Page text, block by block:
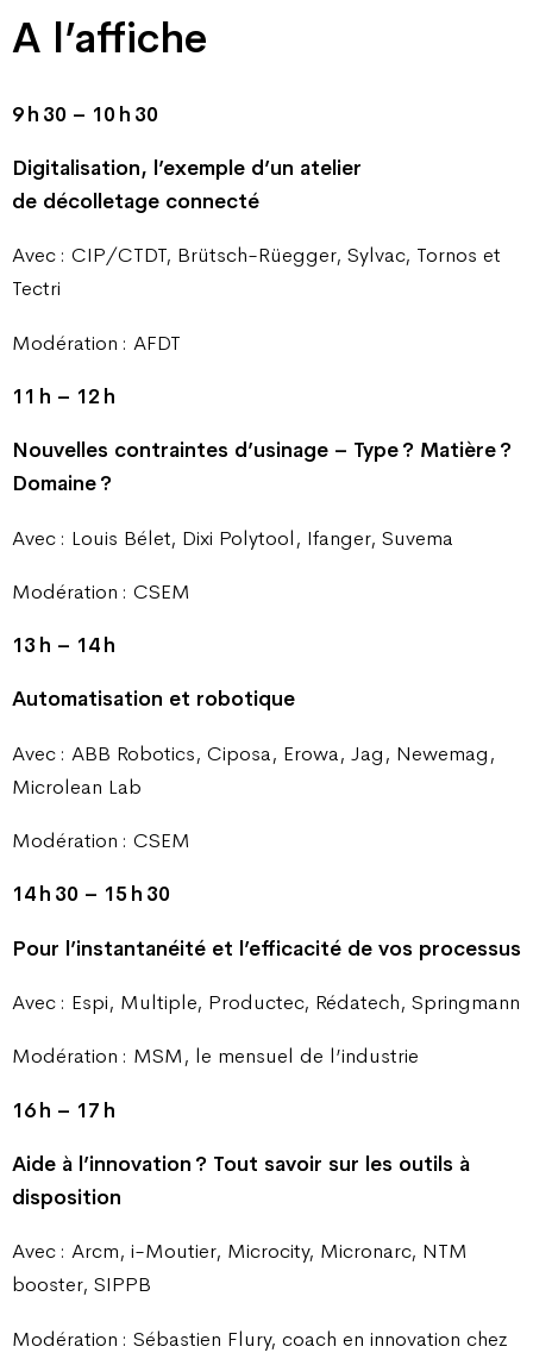
A l’affiche
9 h 30 – 10 h 30
Digitalisation, l’exemple d’un atelier
de décolletage connecté
Avec : CIP/CTDT, Brütsch-Rüegger, Sylvac, Tornos et
Tectri
Modération : AFDT
11 h – 12 h
Nouvelles contraintes d’usinage – Type ? Matière ?
Domaine ?
Avec : Louis Bélet, Dixi Polytool, Ifanger, Suvema
Modération : CSEM
13 h – 14 h
Automatisation et robotique
Avec : ABB Robotics, Ciposa, Erowa, Jag, Newemag,
Microlean Lab
Modération : CSEM
14 h 30 – 15 h 30
Pour l’instantanéité et l’efficacité de vos processus
Avec : Espi, Multiple, Productec, Rédatech, Springmann
Modération : MSM, le mensuel de l’industrie
16 h – 17 h
Aide à l’innovation ? Tout savoir sur les outils à
disposition
Avec : Arcm, i-Moutier, Microcity, Micronarc, NTM
booster, SIPPB
Modération : Sébastien Flury, coach en innovation chez